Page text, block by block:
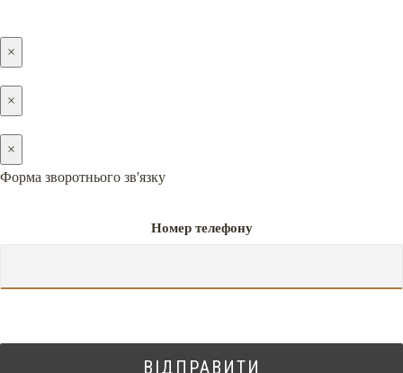
×
×
×
Форма зворотнього зв'язку
Номер телефону